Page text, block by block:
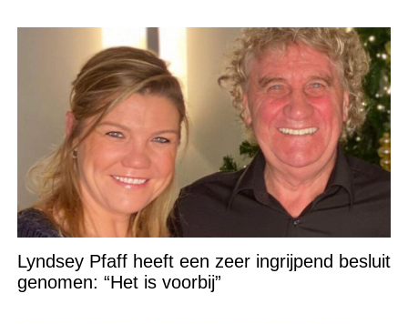
Lyndsey Pfaff heeft een zeer ingrijpend besluit
genomen: “Het is voorbij”